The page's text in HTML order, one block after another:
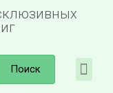
Поиск